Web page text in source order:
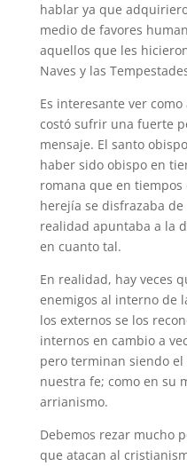
hablar ya que
medio de favores
aquellos que les
Naves y las
Es interesante ver
costó sufrir una fuerte
mensaje. El santo
haber sido obispo en
romana que en
herejía se disfrazaba
realidad apuntaba a la
en cuanto tal.
En realidad, hay veces
enemigos al interno de
los externos se los
internos en cambio a
pero terminan siendo
nuestra fe; como en su
arrianismo.
Debemos rezar mucho
que atacan al